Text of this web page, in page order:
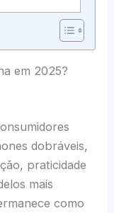
em 2025?
dobráveis,
praticidade
mais
como